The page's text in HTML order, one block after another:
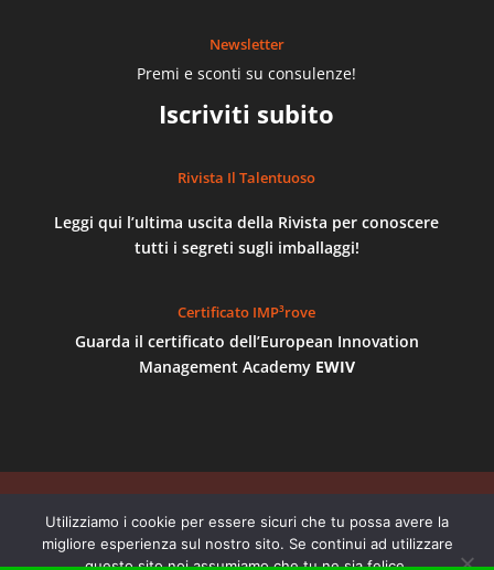
Newsletter
Premi e sconti su consulenze!
Iscriviti subito
Rivista Il Talentuoso
Leggi qui l’ultima uscita della Rivista per conoscere
tutti i segreti sugli imballaggi!
Certificato IMP³rove
Guarda il certificato dell’European Innovation
Management Academy EWIV
©AB Imballaggi- P.Iva 04895300012 | REGISTRO
delle IMPRESE di TORINO - NUMERO REA TO 668387
| Via Centallo, 62/29, 10156, Torino - Numeri di
Utilizziamo i cookie per essere sicuri che tu possa avere la
migliore esperienza sul nostro sito. Se continui ad utilizzare
questo sito noi assumiamo che tu ne sia felice.